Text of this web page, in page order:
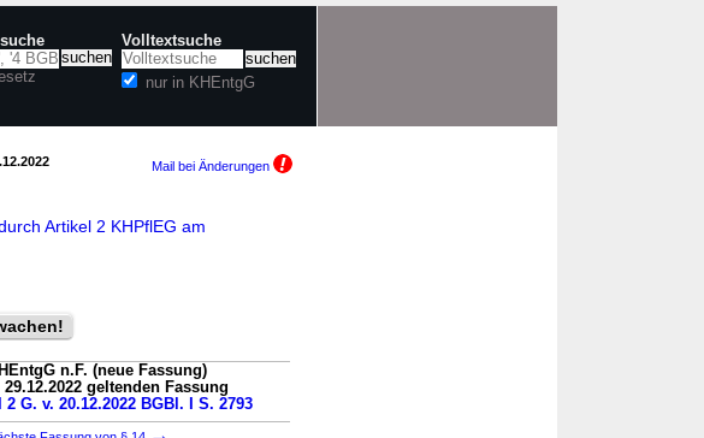
Volltextsuche
nur in KHEntgG
Mail bei Änderungen
Artikel 2 KHPflEG am
n.F. (neue Fassung)
geltenden Fassung
G. v. 20.12.2022 BGBl. I S. 2793